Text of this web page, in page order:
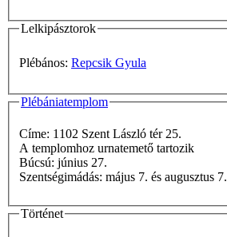
Lelkipásztorok
Plébános: Repcsik Gyula
Plébániatemplom
Címe: 1102 Szent László tér 25.
A templomhoz urnatemető tartozik
Búcsú: június 27.
Szentségimádás: május 7. és augusztus 7.
Történet